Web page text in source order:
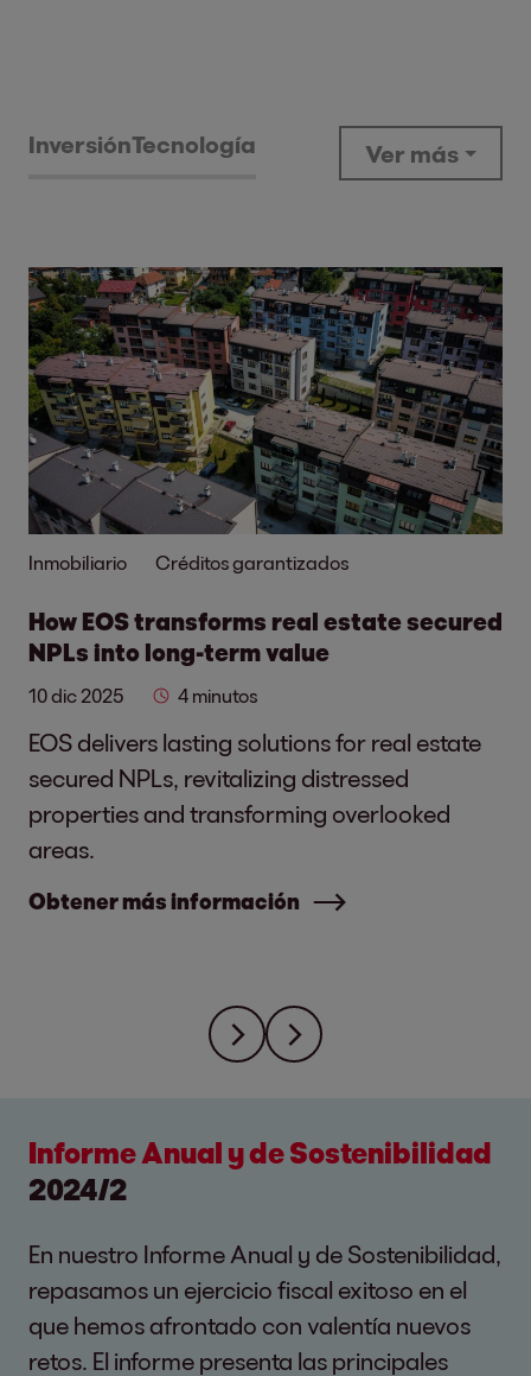
InversiónTecnología Ver más
Inmobiliario Créditos garantizados
How EOS transforms real estate secured
NPLs into long-term value
10 dic 2025 4 minutos
EOS delivers lasting solutions for real estate
secured NPLs, revitalizing distressed
properties and transforming overlooked
areas.
Obtener más información
Informe Anual y de Sostenibilidad
2024/2
En nuestro Informe Anual y de Sostenibilidad,
repasamos un ejercicio fiscal exitoso en el
que hemos afrontado con valentía nuevos
retos. El informe presenta las principales